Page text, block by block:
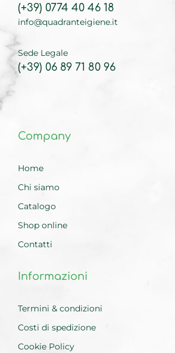
(+39) 0774 40 46 18
info@quadranteigiene.it
Sede Legale
(+39) 06 89 71 80 96
Company
Home
Chi siamo
Catalogo
Shop online
Contatti
Informazioni
Termini & condizioni
Costi di spedizione
Cookie Policy